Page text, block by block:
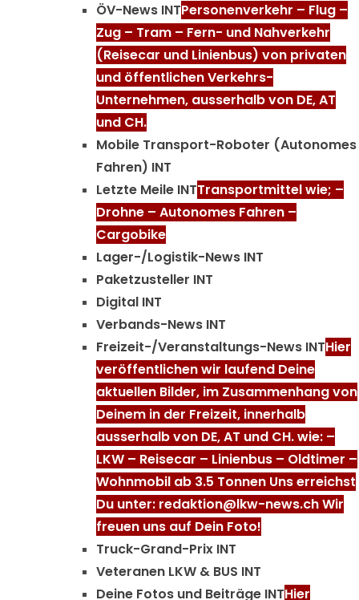
ÖV-News INTPersonenverkehr – Flug –
Zug – Tram – Fern- und Nahverkehr
(Reisecar und Linienbus) von privaten
und öffentlichen Verkehrs-
Unternehmen, ausserhalb von DE, AT
und CH.
Mobile Transport-Roboter (Autonomes
Fahren) INT
Letzte Meile INTTransportmittel wie; –
Drohne – Autonomes Fahren –
Cargobike
Lager-/Logistik-News INT
Paketzusteller INT
Digital INT
Verbands-News INT
Freizeit-/Veranstaltungs-News INTHier
veröffentlichen wir laufend Deine
aktuellen Bilder, im Zusammenhang von
Deinem in der Freizeit, innerhalb
ausserhalb von DE, AT und CH. wie: –
LKW – Reisecar – Linienbus – Oldtimer –
Wohnmobil ab 3.5 Tonnen Uns erreichst
Du unter: redaktion@lkw-news.ch Wir
freuen uns auf Dein Foto!
Truck-Grand-Prix INT
Veteranen LKW & BUS INT
Deine Fotos und Beiträge INTHier